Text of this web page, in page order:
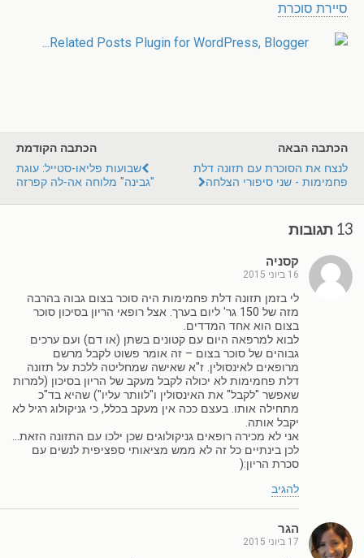
סיירת סוכרת
הכתבה הקודמת
שבועות פליאו-סטייל: עוגת
"גבינה" מלוחה אה-לה קפרזה
הכתבה הבאה
לנצח את הסוכרת עם תזונה דלת
פחמימות - שני סיפורי הצלחה
13 תגובות
קסניה
16 ביוני 2015
לי בזמן תזונה דלת פחמימות היה סוכר בצום גבוה בהרבה
מזה של 150 גר' ליום בערך. אצל רופאי הריון בסיכון סוכר
בצום הוא אחד המדדים.
לבוא למרפאה היום עם קטונים בשתן (או דם) ועם ערכים
גבוהים של סוכר בצום – זה אומר פשוט לקבל מרשם
מרופאים לאינסולין. ז"א שאישה שמחליטה ללכת על תזונה
דלת פחמימות לא יכולה לקבל מעקב של הריון בסיכון (למרות
שאפשר "לקבל" את האינסולין ו"לוותר עליו") שהיא בד"כ
מתחילה אותו. בעצם ככה אין מעקב בכלל, כי גניקולוג רגיל לא
יקבל אותה.
אני לא מכירה רופאים גניקולוגים שכן ילכו עם התזונה הזאת…
לכן בינתיים כל זה לא ממש מציאותי ספציפית לנשים עם
סכרת הריון:(
להגיב
הגר
17 ביוני 2015